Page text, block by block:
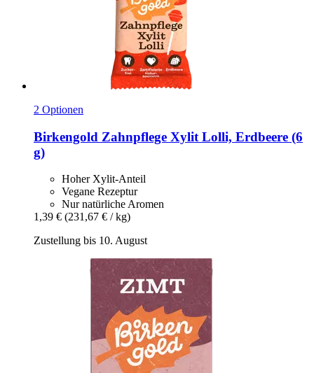
2 Optionen
Birkengold Zahnpflege Xylit Lolli, Erdbeere (6
g)
Hoher Xylit-Anteil
Vegane Rezeptur
Nur natürliche Aromen
1,39 € (231,67 € / kg)
Zustellung bis 10. August